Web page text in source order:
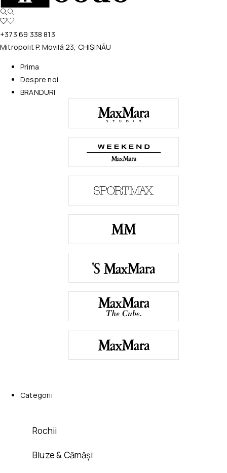
+373 69 338 813
Mitropolit P. Movilă 23, CHIȘINĂU
Prima
Despre noi
BRANDURI
Categorii
Rochii
Bluze & Cămăși